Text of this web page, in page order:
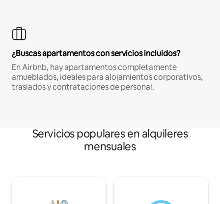
¿Buscas apartamentos con servicios incluidos?
En Airbnb, hay apartamentos completamente
amueblados, ideales para alojamientos corporativos,
traslados y contrataciones de personal.
Servicios populares en alquileres
mensuales